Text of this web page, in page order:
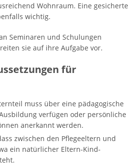
Wohnraum. Eine gesicherte
wichtig.
Seminaren und Schulungen
sie auf ihre Aufgabe vor.
für
muss über eine pädagogische
verfügen oder persönliche
anerkannt werden.
zwischen den Pflegeeltern und
ein natürlicher Eltern-Kind-